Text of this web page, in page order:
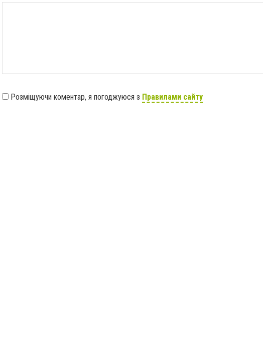
Розміщуючи коментар, я погоджуюся з Правилами сайту